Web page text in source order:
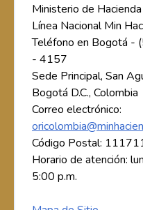
Ministerio de
Línea Nacional Min
Teléfono en Bogotá
- 4157
Sede Principal, San
Bogotá D.C., Colombia
Correo electrónico:
Código Postal:
Horario de atención:
5:00 p.m.